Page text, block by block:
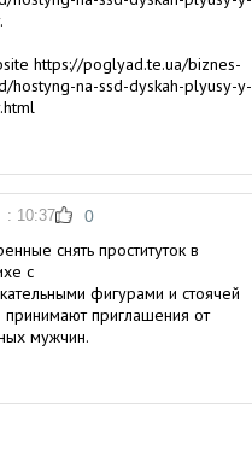
https://poglyad.te.ua/biznes-
hostyng-na-ssd-dyskah-plyusy-y-
: 10:37 0
снять проституток в
с
фигурами и стоячей
принимают приглашения от
мужчин.